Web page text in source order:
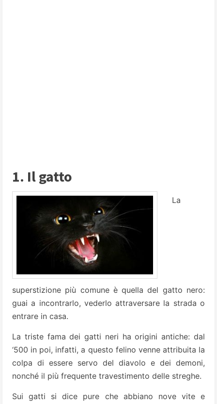
1. Il gatto
La
superstizione più comune è quella del gatto nero:
guai a incontrarlo, vederlo attraversare la strada o
entrare in casa.
La triste fama dei gatti neri ha origini antiche: dal
‘500 in poi, infatti, a questo felino venne attribuita la
colpa di essere servo del diavolo e dei demoni,
nonché il più frequente travestimento delle streghe.
Sui gatti si dice pure che abbiano nove vite e